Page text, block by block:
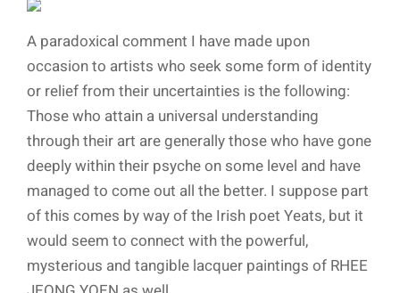
A paradoxical comment I have made upon
occasion to artists who seek some form of identity
or relief from their uncertainties is the following:
Those who attain a universal understanding
through their art are generally those who have gone
deeply within their psyche on some level and have
managed to come out all the better. I suppose part
of this comes by way of the Irish poet Yeats, but it
would seem to connect with the powerful,
mysterious and tangible lacquer paintings of RHEE